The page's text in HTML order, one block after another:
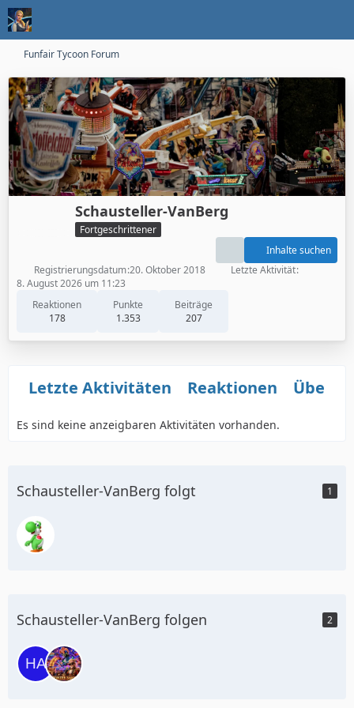
Funfair Tycoon Forum
Schausteller-VanBerg
Fortgeschrittener
Reaktionen
178
Punkte
1.353
Beiträge
207
Inhalte suchen
Registrierungsdatum 20. Oktober 2018
Letzte Aktivität
8. August 2026 um 11:23
Letzte Aktivitäten Reaktionen Über
Es sind keine anzeigbaren Aktivitäten vorhanden.
Schausteller-VanBerg folgt 1
Schausteller-VanBerg folgen 2